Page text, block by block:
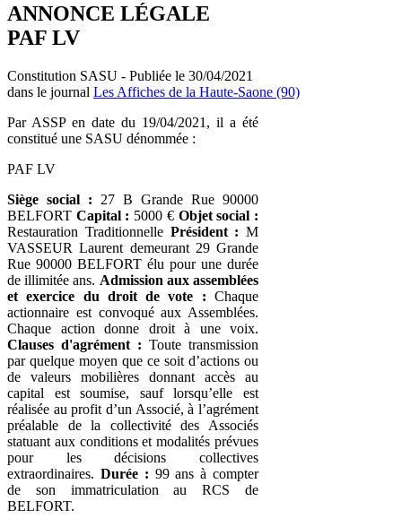
ANNONCE LÉGALE
PAF LV
Constitution SASU - Publiée le 30/04/2021
dans le journal Les Affiches de la Haute-Saone (90)
Par ASSP en date du 19/04/2021, il a été
constitué une SASU dénommée :
PAF LV
Siège social : 27 B Grande Rue 90000
BELFORT Capital : 5000 € Objet social :
Restauration Traditionnelle Président : M
VASSEUR Laurent demeurant 29 Grande
Rue 90000 BELFORT élu pour une durée
de illimitée ans. Admission aux assemblées
et exercice du droit de vote : Chaque
actionnaire est convoqué aux Assemblées.
Chaque action donne droit à une voix.
Clauses d'agrément : Toute transmission
par quelque moyen que ce soit d’actions ou
de valeurs mobilières donnant accès au
capital est soumise, sauf lorsqu’elle est
réalisée au profit d’un Associé, à l’agrément
préalable de la collectivité des Associés
statuant aux conditions et modalités prévues
pour les décisions collectives
extraordinaires. Durée : 99 ans à compter
de son immatriculation au RCS de
BELFORT.